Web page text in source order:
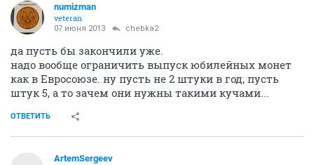
numizman
veteran
07 июня 2013 chebka2
да пусть бы закончили уже.
надо вообще ограничить выпуск юбилейных монет
как в Евросоюзе. ну пусть не 2 штуки в год, пусть
штук 5, а то зачем они нужны такими кучами...
ОТВЕТИТЬ
ArtemSergeev